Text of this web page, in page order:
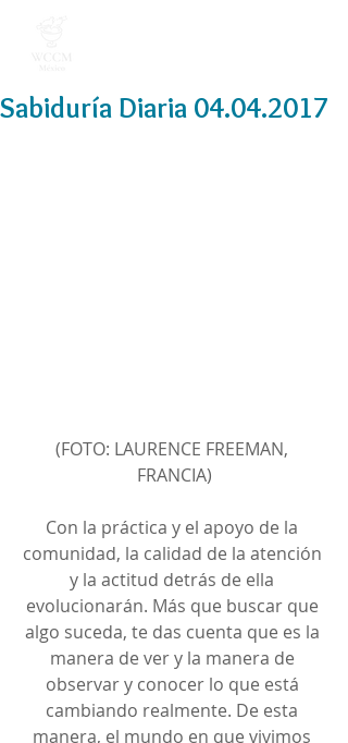
Sabiduría Diaria 04.04.2017
(FOTO: LAURENCE FREEMAN,
FRANCIA)
Con la práctica y el apoyo de la
comunidad, la calidad de la atención
y la actitud detrás de ella
evolucionarán. Más que buscar que
algo suceda, te das cuenta que es la
manera de ver y la manera de
observar y conocer lo que está
cambiando realmente. De esta
manera, el mundo en que vivimos